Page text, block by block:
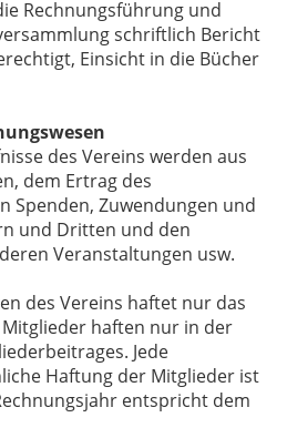
Rechnungsführung und
schriftlich Bericht
Einsicht in die Bücher
des Vereins werden aus
dem Ertrag des
Spenden, Zuwendungen und
und Dritten und den
Veranstaltungen usw.
des Vereins haftet nur das
haften nur in der
Jede
Haftung der Mitglieder ist
entspricht dem